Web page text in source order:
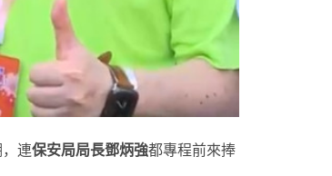
連保安局局長鄧炳強都專程前來捧